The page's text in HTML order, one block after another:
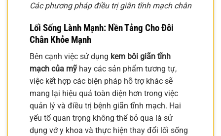
Các phương pháp điều trị giãn tĩnh mạch chân
Lối Sống Lành Mạnh: Nền Tảng Cho Đôi
Chân Khỏe Mạnh
Bên cạnh việc sử dụng kem bôi giãn tĩnh
mạch của mỹ hay các sản phẩm tương tự,
việc kết hợp các biện pháp hỗ trợ khác sẽ
mang lại hiệu quả toàn diện hơn trong việc
quản lý và điều trị bệnh giãn tĩnh mạch. Hai
yếu tố quan trọng không thể bỏ qua là sử
dụng vớ y khoa và thực hiện thay đổi lối sống